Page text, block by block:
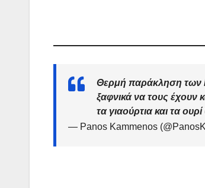
Θερμή παράκληση των
ξαφνικά να τους έχουν
τα γιαούρτια και τα
— Panos Kammenos